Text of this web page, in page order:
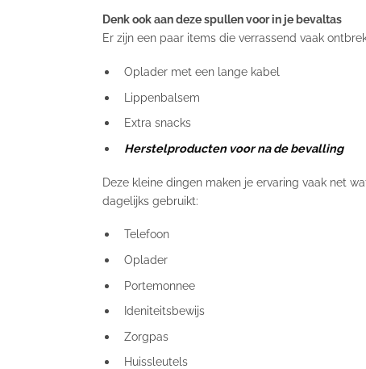
Denk ook aan deze spullen voor in je bevaltas
Er zijn een paar items die verrassend vaak
Oplader met een lange kabel
Lippenbalsem
Extra snacks
Herstelproducten voor na de bevalling
Deze kleine dingen maken je ervaring vaak net
dagelijks gebruikt:
Telefoon
Oplader
Portemonnee
Ideniteitsbewijs
Zorgpas
Huissleutels